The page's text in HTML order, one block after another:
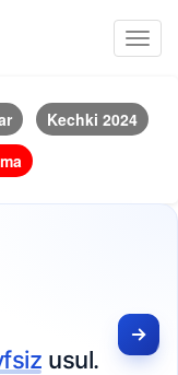
Kechki 2024
usul.